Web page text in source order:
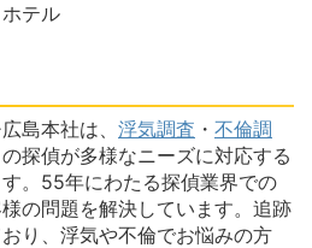
テル
島本社は、 浮気調査 ・ 不倫調
探偵が多様なニーズに対応する
。55年にわたる探偵業界での
の問題を解決しています。追跡
り、浮気や不倫でお悩みの方